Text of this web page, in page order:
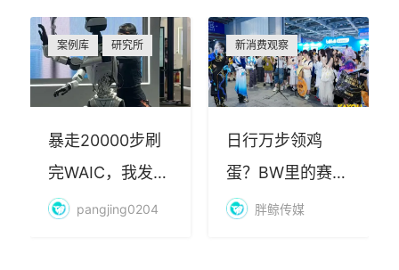
案例库 研究所
暴走20000步刷
完WAIC，我发现
AI最赚钱的不是
pangjing0204
新消费观察
日行万步领鸡
蛋？BW里的赛博
朝圣，藏着品牌
胖鲸传媒